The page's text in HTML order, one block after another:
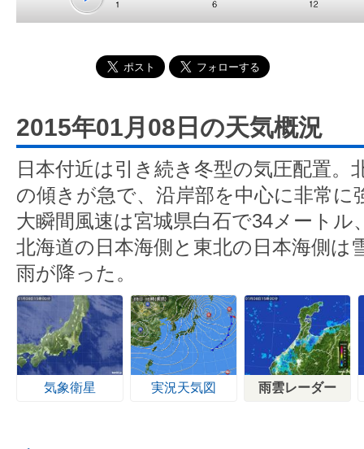
2015年01月08日の天気概況
日本付近は引き続き冬型の気圧配置。
の傾きが急で、沿岸部を中心に非常に
大瞬間風速は宮城県白石で34メートル
北海道の日本海側と東北の日本海側は
雨が降った。
気象衛星 実況天気図 雨雲レーダー